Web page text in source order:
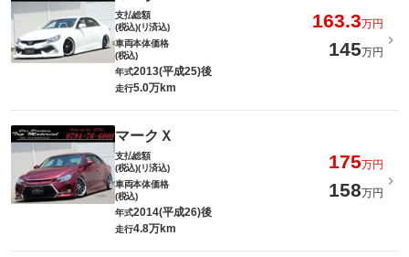
支払総額
(税込)(リ済込)
163.3万円
車両本体価格
(税込)
145万円
年式2013(平成25)後
走行5.0万km
マークＸ
支払総額
(税込)(リ済込)
175万円
車両本体価格
(税込)
158万円
年式2014(平成26)後
走行4.8万km